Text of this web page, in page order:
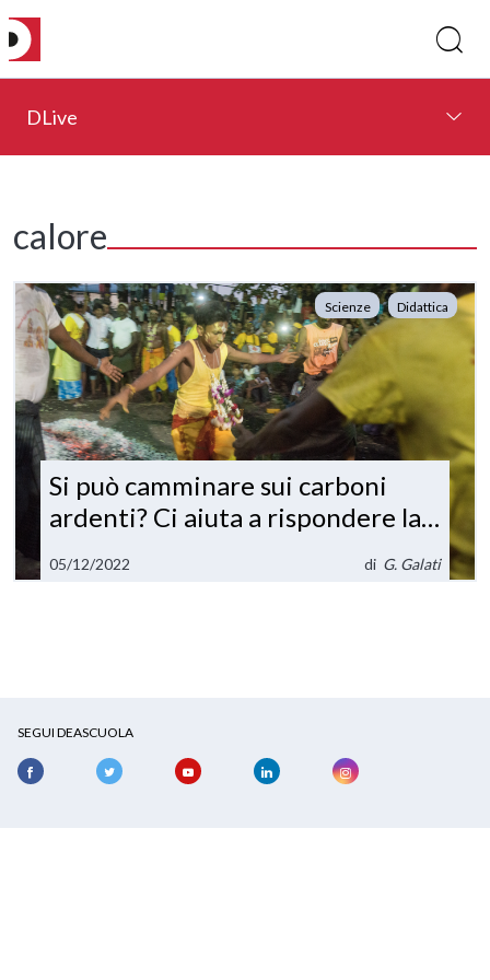
DLive
calore
Scienze Didattica
Si può camminare sui carboni
ardenti? Ci aiuta a rispondere la
05/12/2022 di G. Galati
SEGUI DEASCUOLA